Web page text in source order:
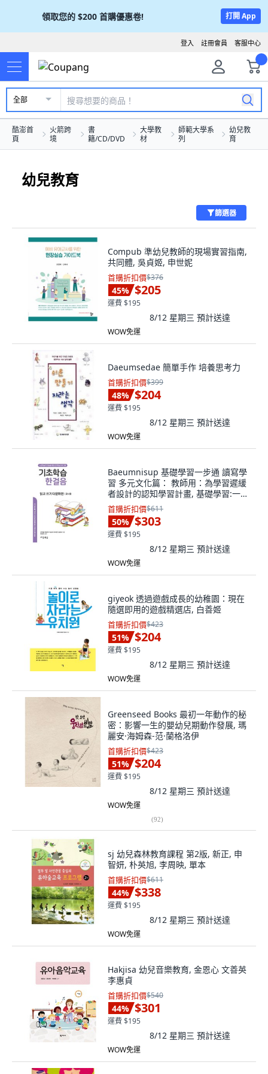
領取您的 $200 首購優惠卷! 打開 App
客服中心
註冊會員
登入
全部
酷澎首
頁
火箭跨
境
書
籍/CD/DVD
大學教
材
師範大學系
列
幼兒教
育
幼兒教育
篩選器
Compub 準幼兒教師的現場實習指南,
共同體, 吳貞姬, 申世妮
首購折扣價$376
45% $205
運費 $195
8/12 星期三 預計送達
WOW免運
Daeumsedae 簡單手作 培養思考力
首購折扣價$399
48% $204
運費 $195
8/12 星期三 預計送達
WOW免運
Baeumnisup 基礎學習一步通 讀寫學
習 多元文化篇： 教師用：為學習遲緩
者設計的認知學習計畫, 基礎學習:一步
閱讀與寫作:多元文化版:教師版, 「韓
雅琳、白賢珠、李升美、李智妍、金香
淑(作者)」, 韓雅凜, 白賢珠, 李承美, 李
知妍, 金香淑
首購折扣價$611
50% $303
運費 $195
8/12 星期三 預計送達
WOW免運
giyeok 透過遊戲成長的幼稚園：現在
隨選即用的遊戲精選店, 白善姬
首購折扣價$423
51% $204
運費 $195
8/12 星期三 預計送達
WOW免運
Greenseed Books 最初一年動作的秘
密：影響一生的嬰幼兒期動作發展, 瑪
麗安·海姆森-范·蘭格洛伊
首購折扣價$423
51% $204
運費 $195
8/12 星期三 預計送達
WOW免運
(92)
sj 幼兒森林教育課程 第2版, 新正, 申
智妍, 朴英旭, 李周映, 單本
首購折扣價$611
44% $338
運費 $195
8/12 星期三 預計送達
WOW免運
Hakjisa 幼兒音樂教育, 金恩心 文善英
李惠貞
首購折扣價$540
44% $301
運費 $195
8/12 星期三 預計送達
WOW免運